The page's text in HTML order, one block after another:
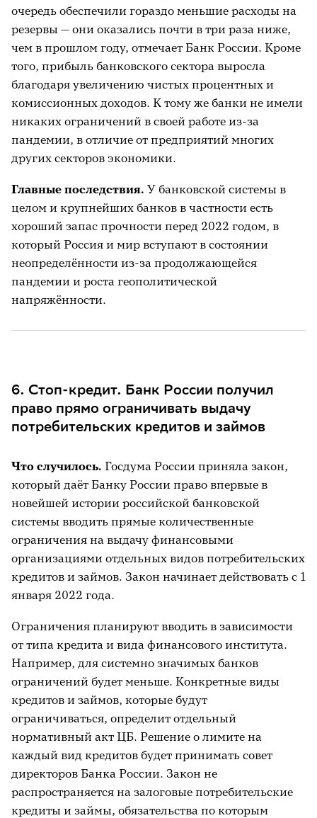
очередь обеспечили гораздо меньшие расходы на
резервы — они оказались почти в три раза ниже,
чем в прошлом году, отмечает Банк России. Кроме
того, прибыль банковского сектора выросла
благодаря увеличению чистых процентных и
комиссионных доходов. К тому же банки не имели
никаких ограничений в своей работе из-за
пандемии, в отличие от предприятий многих
других секторов экономики.
Главные последствия. У банковской системы в
целом и крупнейших банков в частности есть
хороший запас прочности перед 2022 годом, в
который Россия и мир вступают в состоянии
неопределённости из-за продолжающейся
пандемии и роста геополитической
напряжённости.
6. Стоп-кредит. Банк России получил
право прямо ограничивать выдачу
потребительских кредитов и займов
Что случилось. Госдума России приняла закон,
который даёт Банку России право впервые в
новейшей истории российской банковской
системы вводить прямые количественные
ограничения на выдачу финансовыми
организациями отдельных видов потребительских
кредитов и займов. Закон начинает действовать с 1
января 2022 года.
Ограничения планируют вводить в зависимости
от типа кредита и вида финансового института.
Например, для системно значимых банков
ограничений будет меньше. Конкретные виды
кредитов и займов, которые будут
ограничиваться, определит отдельный
нормативный акт ЦБ. Решение о лимите на
каждый вид кредитов будет принимать совет
директоров Банка России. Закон не
распространяется на залоговые потребительские
кредиты и займы, обязательства по которым